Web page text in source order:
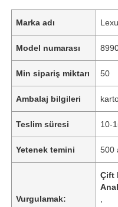
Marka adı
Model numarası
Min sipariş miktarı 50
Ambalaj bilgileri
Teslim süresi 10-
Yetenek temini 500
Vurgulamak:
Çift